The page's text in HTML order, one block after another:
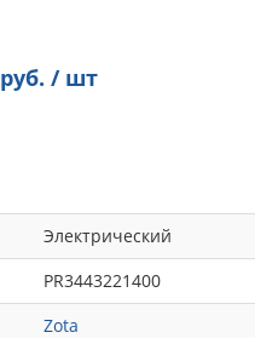
руб. / шт
Электрический
PR3443221400
Zota